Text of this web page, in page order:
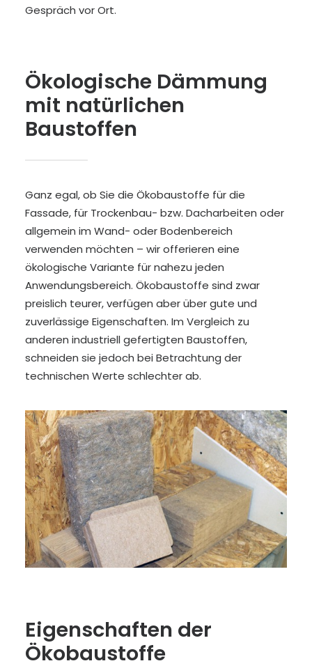
Gespräch vor Ort.
Ökologische Dämmung
mit natürlichen
Baustoffen
Ganz egal, ob Sie die Ökobaustoffe für die
Fassade, für Trockenbau- bzw. Dacharbeiten oder
allgemein im Wand- oder Bodenbereich
verwenden möchten – wir offerieren eine
ökologische Variante für nahezu jeden
Anwendungsbereich. Ökobaustoffe sind zwar
preislich teurer, verfügen aber über gute und
zuverlässige Eigenschaften. Im Vergleich zu
anderen industriell gefertigten Baustoffen,
schneiden sie jedoch bei Betrachtung der
technischen Werte schlechter ab.
Eigenschaften der
Ökobaustoffe